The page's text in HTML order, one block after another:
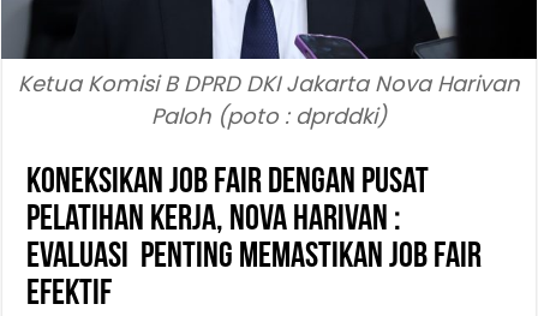
Ketua Komisi B DPRD DKI Jakarta Nova Harivan
Paloh (poto : dprddki)
Koneksikan Job Fair dengan Pusat
Pelatihan Kerja, Nova Harivan :
Evaluasi Penting Memastikan Job Fair
Efektif